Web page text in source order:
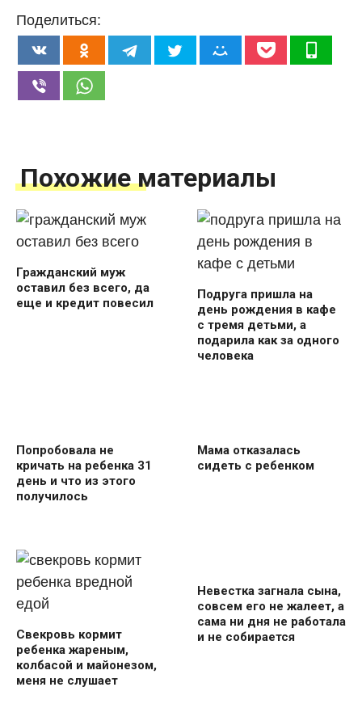
Поделиться:
Похожие материалы
Гражданский муж
оставил без всего, да
еще и кредит повесил
Подруга пришла на
день рождения в кафе
с тремя детьми, а
подарила как за одного
человека
Попробовала не
кричать на ребенка 31
день и что из этого
получилось
Мама отказалась
сидеть с ребенком
Свекровь кормит
ребенка жареным,
колбасой и майонезом,
меня не слушает
Невестка загнала сына,
совсем его не жалеет, а
сама ни дня не работала
и не собирается